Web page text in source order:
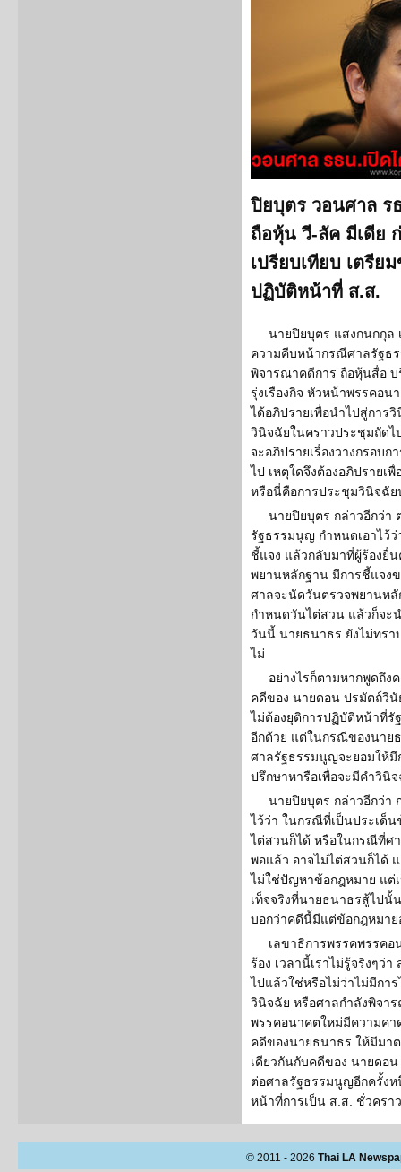
ปิยบุตร วอนศาล ร
ถือหุ้น วี-ลัค มีเดีย
เปรียบเทียบ เตรีย
ปฏิบัติหน้าที่ ส.ส.
นายปิยบุตร แสงกนกกุล
ความคืบหน้ากรณีศาลรัฐธ
พิจารณาคดีการ ถือหุ้นสื่อ บ
รุ่งเรืองกิจ หัวหน้าพรรคอน
ได้อภิปรายเพื่อนำไปสู่การ
วินิจฉัยในคราวประชุมถัด
จะอภิปรายเรื่องวางกรอบ
ไป เหตุใดจึงต้องอภิปรายเ
หรือนี่คือการประชุมวินิจฉัย
นายปิยบุตร กล่าวอีกว่า
รัฐธรรมนูญ กำหนดเอาไว้ว่
ชี้แจง แล้วกลับมาที่ผู้ร้องยื่
พยานหลักฐาน มีการชี้แจง
ศาลจะนัดวันตรวจพยานหลั
กำหนดวันไต่สวน แล้วก็จะ
วันนี้ นายธนาธร ยังไม่ทร
ไม่
อย่างไรก็ตามหากพูดถึง
คดีของ นายดอน ปรมัตถ์วิ
ไม่ต้องยุติการปฏิบัติหน้าที่รั
อีกด้วย แต่ในกรณีของนาย
ศาลรัฐธรรมนูญจะยอมให้มี
ปรึกษาหารือเพื่อจะมีคำวินิ
นายปิยบุตร กล่าวอีกว่า
ไว้ว่า ในกรณีที่เป็นประเด็น
ไต่สวนก็ได้ หรือในกรณีที่ศ
พอแล้ว อาจไม่ไต่สวนก็ได้
ไม่ใช่ปัญหาข้อกฎหมาย แต่
เท็จจริงที่นายธนาธรสู้ไปนั้
บอกว่าคดีนี้มีแต่ข้อกฎหมาย
เลขาธิการพรรคพรรคอ
ร้อง เวลานี้เราไม่รู้จริงๆว่
ไปแล้วใช่หรือไม่ว่าไม่มีกา
วินิจฉัย หรือศาลกำลังพิจา
พรรคอนาคตใหม่มีความค
คดีของนายธนาธร ให้มีมา
เดียวกันกับคดีของ นายดอ
ต่อศาลรัฐธรรมนูญอีกครั้งห
หน้าที่การเป็น ส.ส. ชั่วครา
© 2011 - 2026 Thai LA